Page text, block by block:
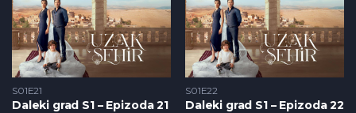
S01E21
Daleki grad S1 – Epizoda 21
S01E22
Daleki grad S1 – Epizoda 22